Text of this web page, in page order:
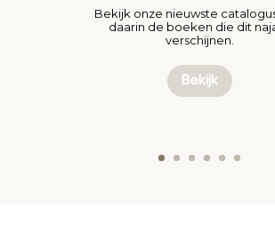
Bekijk onze nieuwste
daarin de boeken die dit
verschijnen.
Bekijk